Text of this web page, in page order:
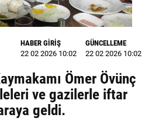
HABER GİRİŞ
22 02 2026 10:02
GÜNCELLEME
22 02 2026 10:02
Ömer Övünç
ve gazilerle iftar
geldi.